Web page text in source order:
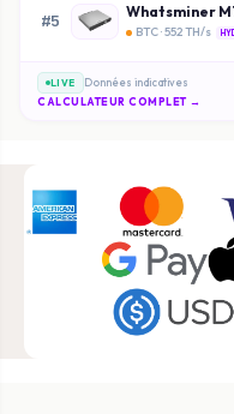
#5 Whatsminer
BTC · 552 TH/s
LIVE
Données indicatives
CALCULATEUR COMPLET →